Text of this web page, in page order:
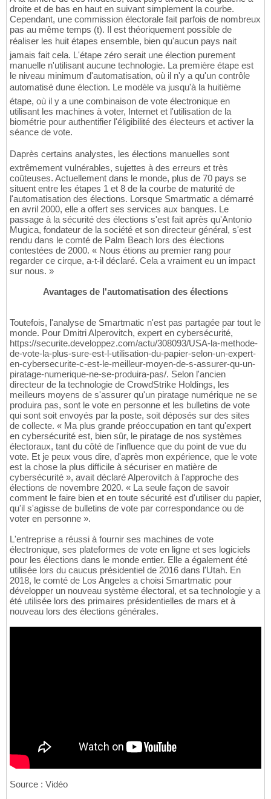
droite et de bas en haut en suivant simplement la courbe.
Cependant, une commission électorale fait parfois de nombreux
pas au même temps (t). Il est théoriquement possible de
réaliser les huit étapes ensemble, bien qu'aucun pays nait
jamais fait cela. L'étape zéro serait une élection purement
manuelle n'utilisant aucune technologie. La première étape est
le niveau minimum d'automatisation, où il n'y a qu'un contrôle
automatisé dune élection. Le modèle va jusqu'à la huitième
étape, où il y a une combinaison de vote électronique en
utilisant les machines à voter, Internet et l'utilisation de la
biométrie pour authentifier l'éligibilité des électeurs et activer la
séance de vote.
Daprès certains analystes, les élections manuelles sont
extrêmement vulnérables, sujettes à des erreurs et très
coûteuses. Actuellement dans le monde, plus de 70 pays se
situent entre les étapes 1 et 8 de la courbe de maturité de
l'automatisation des élections. Lorsque Smartmatic a démarré
en avril 2000, elle a offert ses services aux banques. Le
passage à la sécurité des élections s'est fait après qu'Antonio
Mugica, fondateur de la société et son directeur général, s'est
rendu dans le comté de Palm Beach lors des élections
contestées de 2000. « Nous étions au premier rang pour
regarder ce cirque, a-t-il déclaré. Cela a vraiment eu un impact
sur nous. »
Avantages de l'automatisation des élections
Toutefois, l'analyse de Smartmatic n'est pas partagée par tout le
monde. Pour Dmitri Alperovitch, expert en cybersécurité,
https://securite.developpez.com/actu/308093/USA-la-methode-
de-vote-la-plus-sure-est-l-utilisation-du-papier-selon-un-expert-
en-cybersecurite-c-est-le-meilleur-moyen-de-s-assurer-qu-un-
piratage-numerique-ne-se-produira-pas/. Selon l'ancien
directeur de la technologie de CrowdStrike Holdings, les
meilleurs moyens de s'assurer qu'un piratage numérique ne se
produira pas, sont le vote en personne et les bulletins de vote
qui sont soit envoyés par la poste, soit déposés sur des sites
de collecte. « Ma plus grande préoccupation en tant qu'expert
en cybersécurité est, bien sûr, le piratage de nos systèmes
électoraux, tant du côté de l'influence que du point de vue du
vote. Et je peux vous dire, d'après mon expérience, que le vote
est la chose la plus difficile à sécuriser en matière de
cybersécurité », avait déclaré Alperovitch à l'approche des
élections de novembre 2020. « La seule façon de savoir
comment le faire bien et en toute sécurité est d'utiliser du papier,
qu'il s'agisse de bulletins de vote par correspondance ou de
voter en personne ».
L'entreprise a réussi à fournir ses machines de vote
électronique, ses plateformes de vote en ligne et ses logiciels
pour les élections dans le monde entier. Elle a également été
utilisée lors du caucus présidentiel de 2016 dans l'Utah. En
2018, le comté de Los Angeles a choisi Smartmatic pour
développer un nouveau système électoral, et sa technologie y a
été utilisée lors des primaires présidentielles de mars et à
nouveau lors des élections générales.
Source : Vidéo